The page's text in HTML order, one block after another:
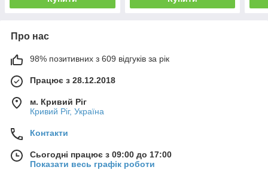
Про нас
98% позитивних з 609 відгуків за рік
Працює з 28.12.2018
м. Кривий Ріг
Кривий Ріг, Україна
Контакти
Сьогодні працює з 09:00 до 17:00
Показати весь графік роботи